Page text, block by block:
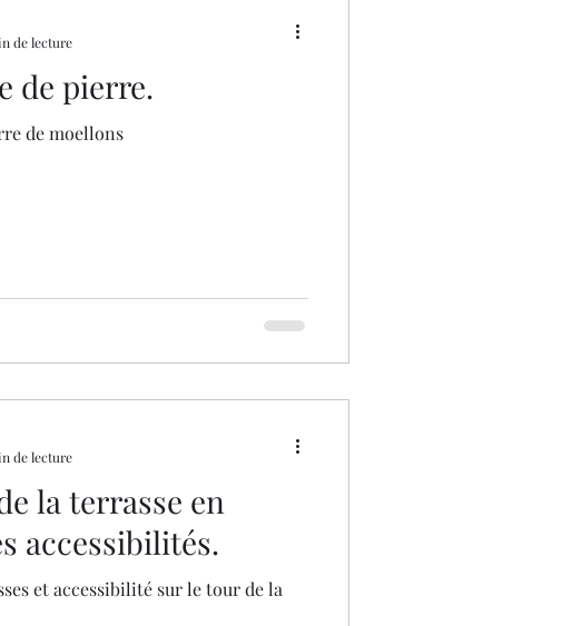
de pierre.
de moellons
de lecture
la terrasse en
accessibilités.
et accessibilité sur le tour de la
de lecture